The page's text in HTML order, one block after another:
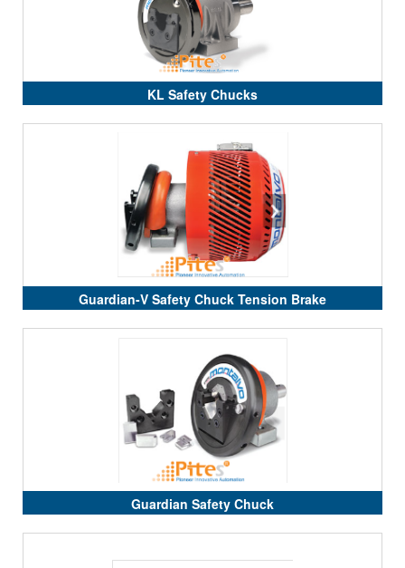
KL Safety Chucks
Guardian-V Safety Chuck Tension Brake
Guardian Safety Chuck